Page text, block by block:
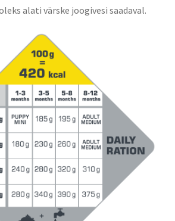
alati värske joogivesi saadaval.